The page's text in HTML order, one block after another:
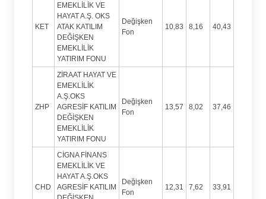
KET
EMEKLİLİK VE
HAYAT A.Ş. OKS
ATAK KATILIM
DEĞİŞKEN
EMEKLİLİK
YATIRIM FONU
Değişken
Fon
10,83 8,16 40,43
ZHP
ZİRAAT HAYAT VE
EMEKLİLİK
A.Ş.OKS
AGRESİF KATILIM
DEĞİŞKEN
EMEKLİLİK
YATIRIM FONU
Değişken
Fon
13,57 8,02 37,46
CHD
CİGNA FİNANS
EMEKLİLİK VE
HAYAT A.Ş.OKS
AGRESİF KATILIM
Değişken
Fon
12,31 7,62 33,91